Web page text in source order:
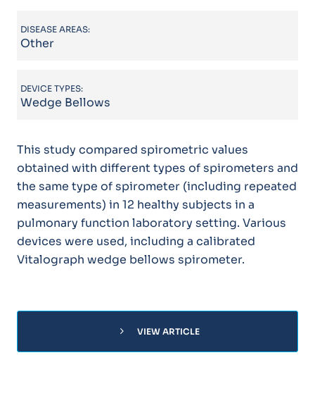
DISEASE AREAS:
Other
DEVICE TYPES:
Wedge Bellows
This study compared spirometric values
obtained with different types of spirometers and
the same type of spirometer (including repeated
measurements) in 12 healthy subjects in a
pulmonary function laboratory setting. Various
devices were used, including a calibrated
Vitalograph wedge bellows spirometer.
chevron_right VIEW ARTICLE